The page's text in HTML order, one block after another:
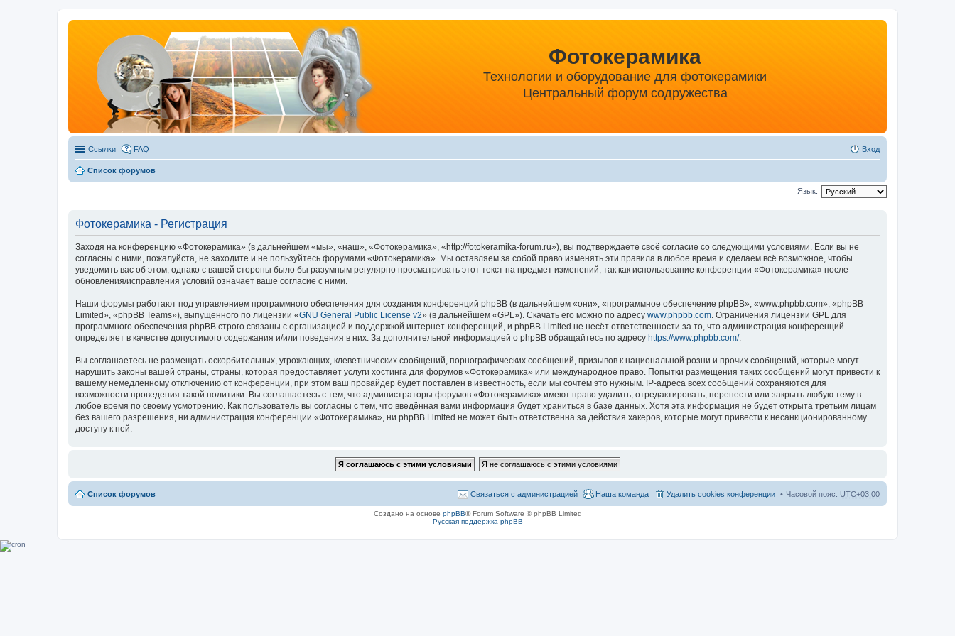
Фотокерамика
Технологии и оборудование для фотокерамики
Центральный форум содружества
Ссылки FAQ Вход
Список форумов
Язык:
Фотокерамика - Регистрация
Заходя на конференцию «Фотокерамика» (в дальнейшем «мы», «наш», «Фотокерамика», «http://fotokeramika-forum.ru»), вы подтверждаете своё согласие со следующими условиями. Если вы не
согласны с ними, пожалуйста, не заходите и не пользуйтесь форумами «Фотокерамика». Мы оставляем за собой право изменять эти правила в любое время и сделаем всё возможное, чтобы
уведомить вас об этом, однако с вашей стороны было бы разумным регулярно просматривать этот текст на предмет изменений, так как использование конференции «Фотокерамика» после
обновления/исправления условий означает ваше согласие с ними.
Наши форумы работают под управлением программного обеспечения для создания конференций phpBB (в дальнейшем «они», «программное обеспечение phpBB», «www.phpbb.com», «phpBB
Limited», «phpBB Teams»), выпущенного по лицензии «GNU General Public License v2» (в дальнейшем «GPL»). Скачать его можно по адресу www.phpbb.com . Ограничения лицензии GPL для
программного обеспечения phpBB строго связаны с организацией и поддержкой интернет-конференций, и phpBB Limited не несёт ответственности за то, что администрация конференций
определяет в качестве допустимого содержания и/или поведения в них. За дополнительной информацией о phpBB обращайтесь по адресу https://www.phpbb.com/.
Вы соглашаетесь не размещать оскорбительных, угрожающих, клеветнических сообщений, порнографических сообщений, призывов к национальной розни и прочих сообщений, которые могут
нарушить законы вашей страны, страны, которая предоставляет услуги хостинга для форумов «Фотокерамика» или международное право. Попытки размещения таких сообщений могут привести к
вашему немедленному отключению от конференции, при этом ваш провайдер будет поставлен в известность, если мы сочтём это нужным. IP-адреса всех сообщений сохраняются для
возможности проведения такой политики. Вы соглашаетесь с тем, что администраторы форумов «Фотокерамика» имеют право удалить, отредактировать, перенести или закрыть любую тему в
любое время по своему усмотрению. Как пользователь вы согласны с тем, что введённая вами информация будет храниться в базе данных. Хотя эта информация не будет открыта третьим лицам
без вашего разрешения, ни администрация конференции «Фотокерамика», ни phpBB Limited не может быть ответственна за действия хакеров, которые могут привести к несанкционированному
доступу к ней.
Список форумов Часовой пояс: UTC+03:00
Удалить cookies конференции
Наша команда
Связаться с администрацией
Создано на основе phpBB® Forum Software © phpBB Limited
Русская поддержка phpBB